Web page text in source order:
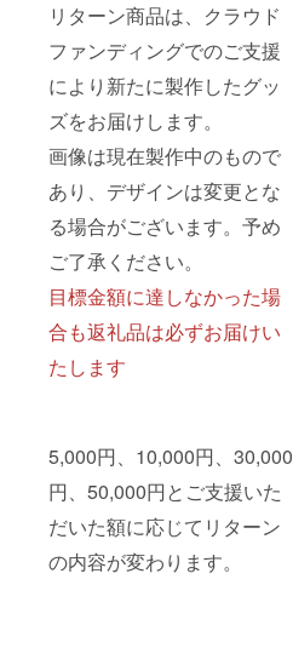
リターン商品は、クラウド
ファンディングでのご支援
により新たに製作したグッ
ズをお届けします。
画像は現在製作中のもので
あり、デザインは変更とな
る場合がございます。予め
ご了承ください。
目標金額に達しなかった場
合も返礼品は必ずお届けい
たします
5,000円、10,000円、30,000
円、50,000円とご支援いた
だいた額に応じてリターン
の内容が変わります。